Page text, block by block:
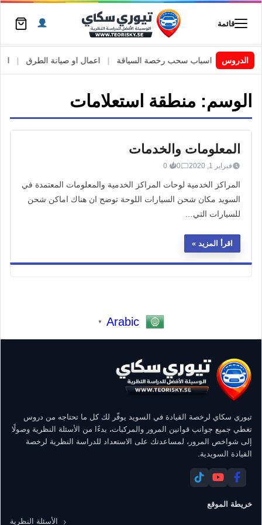
قائمة
الدروسالسويد | اسباب سحب رخصة السياقة اعمال او صيانة الطرق
الوسم: منطقة استعلامات
المعلومات والخدمات
فبراير 1, 2020 0
0
المراكز الخدمية لوحات المراكز الخدمية والمعلومات المعتمدة في
السويد مكان شحن السيارات اللوحة توضح ان هناك اماكن شحن
للسيارات التي…
اقرأ المزيد
Arabic
▼
تيوري سكاي لرخصة القيادة في السويد يوفّر لك كل ما تحتاجه من دروس
تغطي جميع جوانب قوانين المرور والمركبات، بدءًا من الأسئلة النظرية وصولًا
إلى شواخص المرور، لمساعدتك على الاستعداد للدراسة النظرية لرخصة
القيادة السويدية.
خريطة الموقع
الأسئلة النظرية